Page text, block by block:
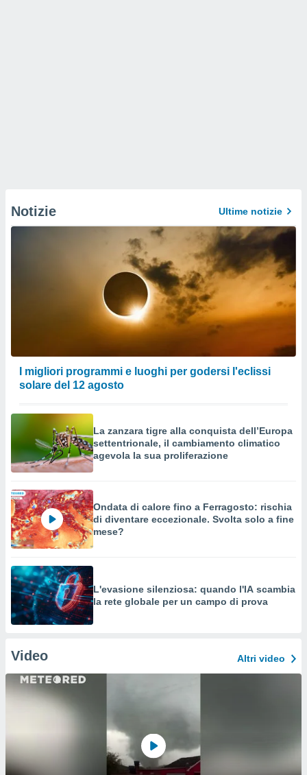
Notizie Ultime notizie
I migliori programmi e luoghi per godersi l'eclissi
solare del 12 agosto
La zanzara tigre alla conquista dell’Europa
settentrionale, il cambiamento climatico
agevola la sua proliferazione
Ondata di calore fino a Ferragosto: rischia
di diventare eccezionale. Svolta solo a fine
mese?
L'evasione silenziosa: quando l'IA scambia
la rete globale per un campo di prova
Video Altri video